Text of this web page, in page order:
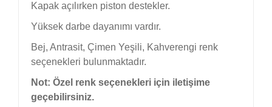
Kapak açılırken piston destekler.
Yüksek darbe dayanımı vardır.
Bej, Antrasit, Çimen Yeşili, Kahverengi renk
seçenekleri bulunmaktadır.
Not: Özel renk seçenekleri için iletişime
geçebilirsiniz.